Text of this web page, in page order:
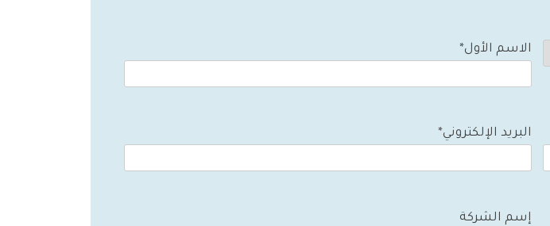
الاسم الأول*
البريد الإلكتروني*
إسم الشركة